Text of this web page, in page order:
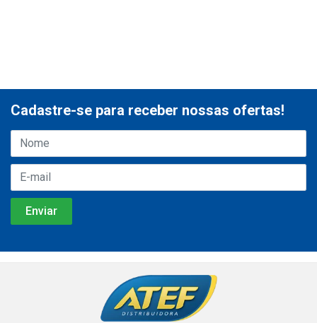
Cadastre-se para receber nossas ofertas!